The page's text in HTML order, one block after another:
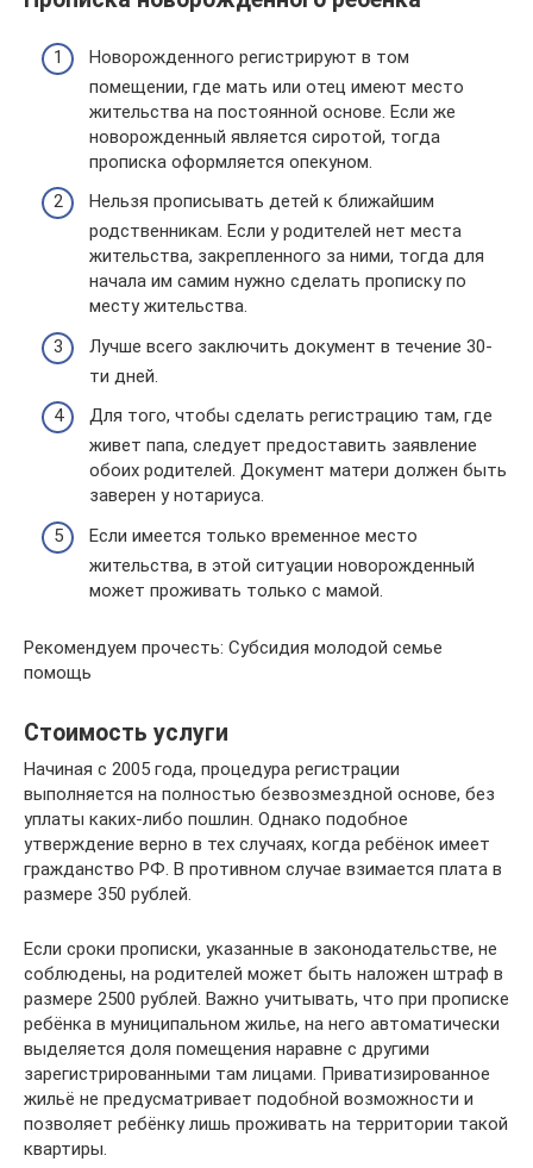
Новорожденного регистрируют в том
помещении, где мать или отец имеют место
жительства на постоянной основе. Если же
новорожденный является сиротой, тогда
прописка оформляется опекуном.
Нельзя прописывать детей к ближайшим
родственникам. Если у родителей нет места
жительства, закрепленного за ними, тогда для
начала им самим нужно сделать прописку по
месту жительства.
Лучше всего заключить документ в течение 30-
ти дней.
Для того, чтобы сделать регистрацию там, где
живет папа, следует предоставить заявление
обоих родителей. Документ матери должен быть
заверен у нотариуса.
Если имеется только временное место
жительства, в этой ситуации новорожденный
может проживать только с мамой.
Рекомендуем прочесть: Субсидия молодой семье
помощь
Стоимость услуги
Начиная с 2005 года, процедура регистрации
выполняется на полностью безвозмездной основе, без
уплаты каких-либо пошлин. Однако подобное
утверждение верно в тех случаях, когда ребёнок имеет
гражданство РФ. В противном случае взимается плата в
размере 350 рублей.
Если сроки прописки, указанные в законодательстве, не
соблюдены, на родителей может быть наложен штраф в
размере 2500 рублей. Важно учитывать, что при прописке
ребёнка в муниципальном жилье, на него автоматически
выделяется доля помещения наравне с другими
зарегистрированными там лицами. Приватизированное
жильё не предусматривает подобной возможности и
позволяет ребёнку лишь проживать на территории такой
квартиры.